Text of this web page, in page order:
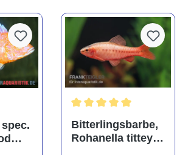
Bewertung von 5 von 5 Sternen
Bitterlingsbarbe,
Rohanella titteya,